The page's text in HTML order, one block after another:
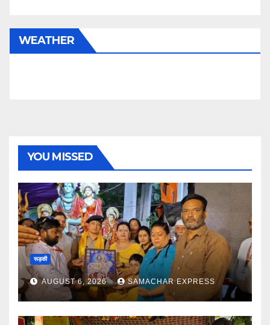
WEATHER
YOU MISSED
रूड़की
AUGUST 6, 2026 SAMACHAR EXPRESS